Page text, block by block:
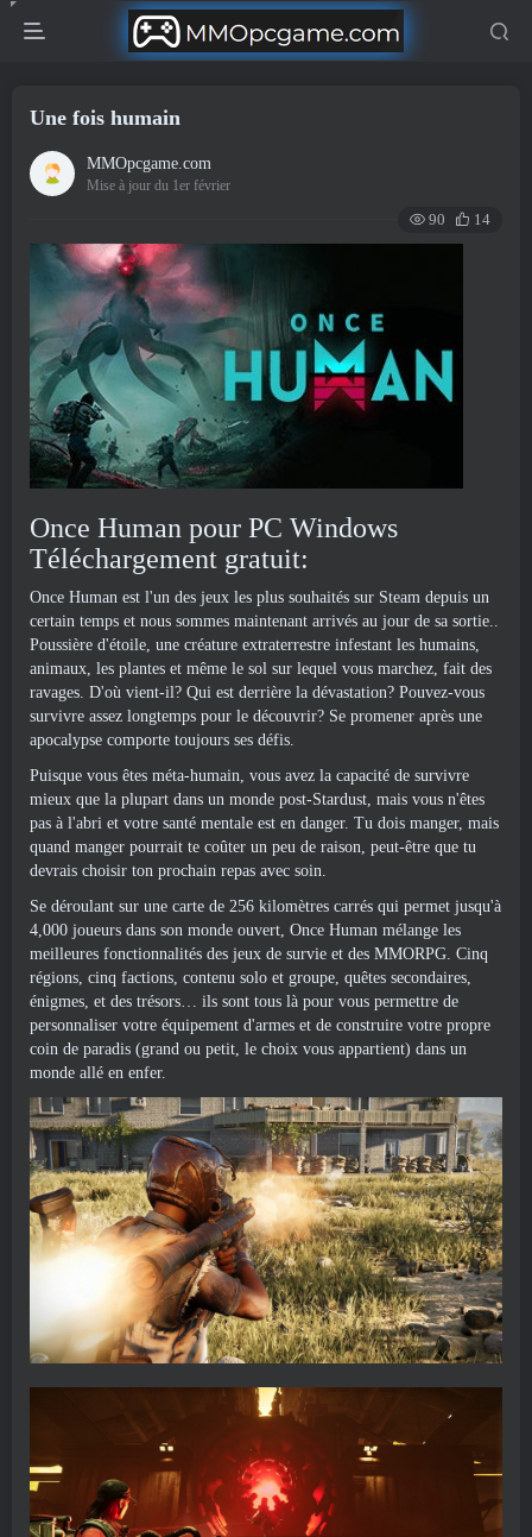
Une fois humain
MMOpcgame.com
Mise à jour du 1er février
90 14
Once Human pour PC Windows
Téléchargement gratuit:
Once Human est l'un des jeux les plus souhaités sur Steam depuis un
certain temps et nous sommes maintenant arrivés au jour de sa sortie..
Poussière d'étoile, une créature extraterrestre infestant les humains,
animaux, les plantes et même le sol sur lequel vous marchez, fait des
ravages. D'où vient-il? Qui est derrière la dévastation? Pouvez-vous
survivre assez longtemps pour le découvrir? Se promener après une
apocalypse comporte toujours ses défis.
Puisque vous êtes méta-humain, vous avez la capacité de survivre
mieux que la plupart dans un monde post-Stardust, mais vous n'êtes
pas à l'abri et votre santé mentale est en danger. Tu dois manger, mais
quand manger pourrait te coûter un peu de raison, peut-être que tu
devrais choisir ton prochain repas avec soin.
Se déroulant sur une carte de 256 kilomètres carrés qui permet jusqu'à
4,000 joueurs dans son monde ouvert, Once Human mélange les
meilleures fonctionnalités des jeux de survie et des MMORPG. Cinq
régions, cinq factions, contenu solo et groupe, quêtes secondaires,
énigmes, et des trésors… ils sont tous là pour vous permettre de
personnaliser votre équipement d'armes et de construire votre propre
coin de paradis (grand ou petit, le choix vous appartient) dans un
monde allé en enfer.